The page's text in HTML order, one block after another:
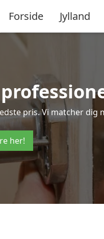
Forside Jylland
pris. Vi matcher dig
her!